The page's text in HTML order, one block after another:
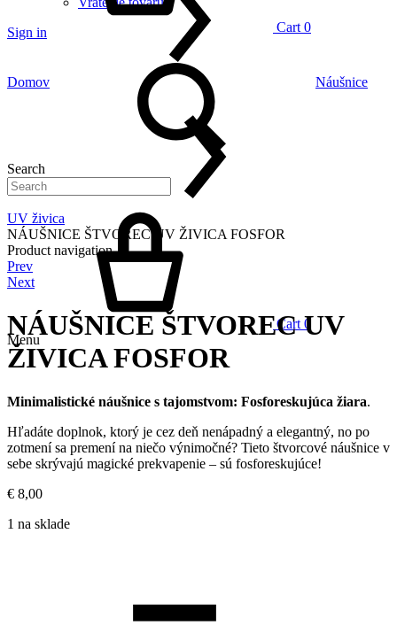
Sign in
Search
Cart 0
Menu
Cart 0
Domov Náušnice
UV živica
NÁUŠNICE ŠTVOREC UV ŽIVICA FOSFOR
Product navigation
Prev
Next
NÁUŠNICE ŠTVOREC UV
ŽIVICA FOSFOR
Minimalistické náušnice s tajomstvom: Fosforeskujúca žiara.
Hľadáte doplnok, ktorý je cez deň nenápadný a elegantný, no po
zotmení sa premení na niečo výnimočné? Tieto štvorcové náušnice v
sebe skrývajú magické prekvapenie – sú fosforeskujúce!
€ 8,00
1 na sklade